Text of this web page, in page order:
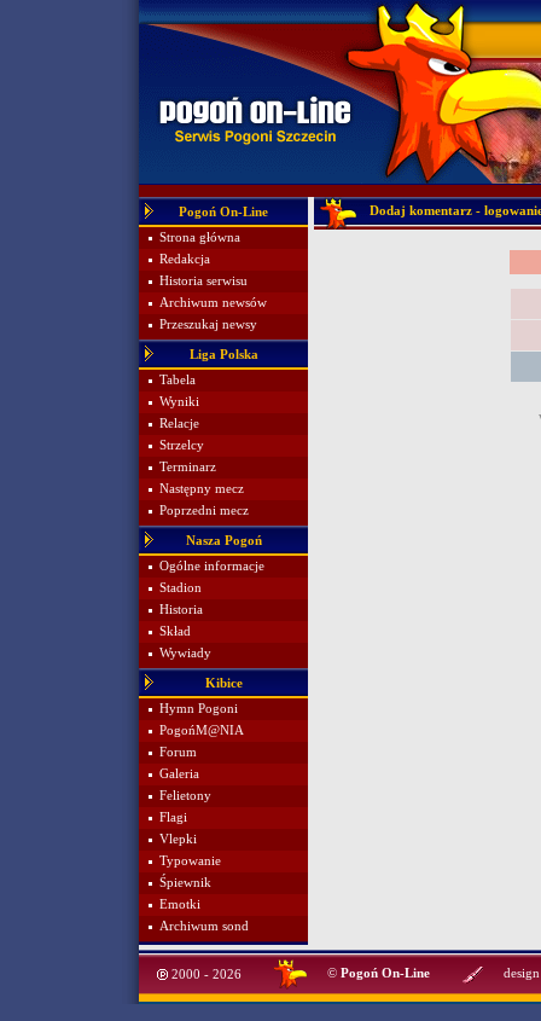
Pogoń On-Line
Strona główna
Redakcja
Historia serwisu
Archiwum newsów
Przeszukaj newsy
Liga Polska
Tabela
Wyniki
Relacje
Strzelcy
Terminarz
Następny mecz
Poprzedni mecz
Nasza Pogoń
Ogólne informacje
Stadion
Historia
Skład
Wywiady
Kibice
Hymn Pogoni
PogońM@NIA
Forum
Galeria
Felietony
Flagi
Vlepki
Typowanie
Śpiewnik
Emotki
Archiwum sond
Dodaj komentarz -
2000 - 2026 © Pogoń On-Line